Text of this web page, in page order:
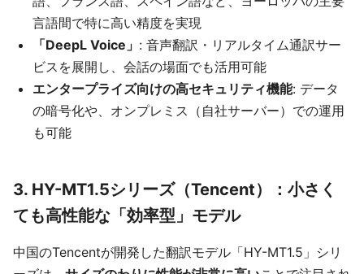
言語間で特に高い精度を実現
「DeepL Voice」 : 音声翻訳・リアルタイム通訳サー
ビスを展開し、会話の場面でも活用可能
エンタープライズ向けの高セキュリティ機能: データ
の暗号化や、オンプレミス（自社サーバー）での運用
も可能
3. HY-MT1.5シリーズ（Tencent）：小さく
ても高性能な「効率型」モデル
中国のTencentが開発した翻訳モデル「HY-MT1.5」シリ